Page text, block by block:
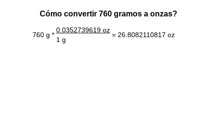
Cómo convertir 760 gramos a onzas?
760 g *
0.0352739619 oz
= 26.8082110817 oz
1 g